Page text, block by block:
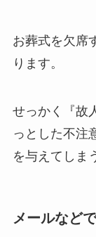
お葬式を欠席
ります。
せっかく『故
っとした不注
を与えてしま
メールなど